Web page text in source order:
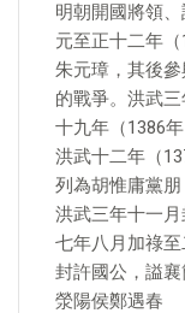
明朝開國將領、
元至正十二年
朱元璋，其後
的戰爭。洪武
十九年（1386年
洪武十二年（
列為胡惟庸黨朋
洪武三年十一月
七年八月加祿
封許國公，謚襄
滎陽侯鄭遇春